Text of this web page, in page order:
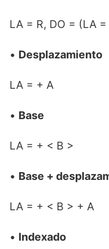
LA = R, DO = (LA
• Desplazamiento
LA = + A
• Base
LA = + < B >
• Base +
LA = + < B > + A
• Indexado